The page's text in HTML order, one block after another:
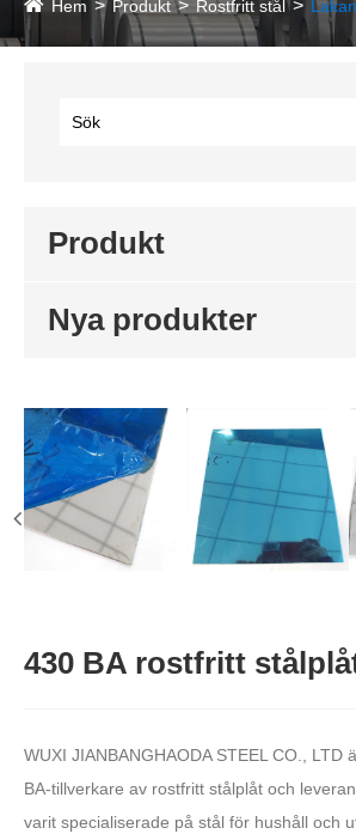
Hem Produkt Rostfritt stål
Produkt
Nya produkter
430 BA rostfritt
WUXI JIANBANGHAODA STEEL CO., LTD
BA-tillverkare av rostfritt stålplåt och
varit specialiserade på stål för hushåll och